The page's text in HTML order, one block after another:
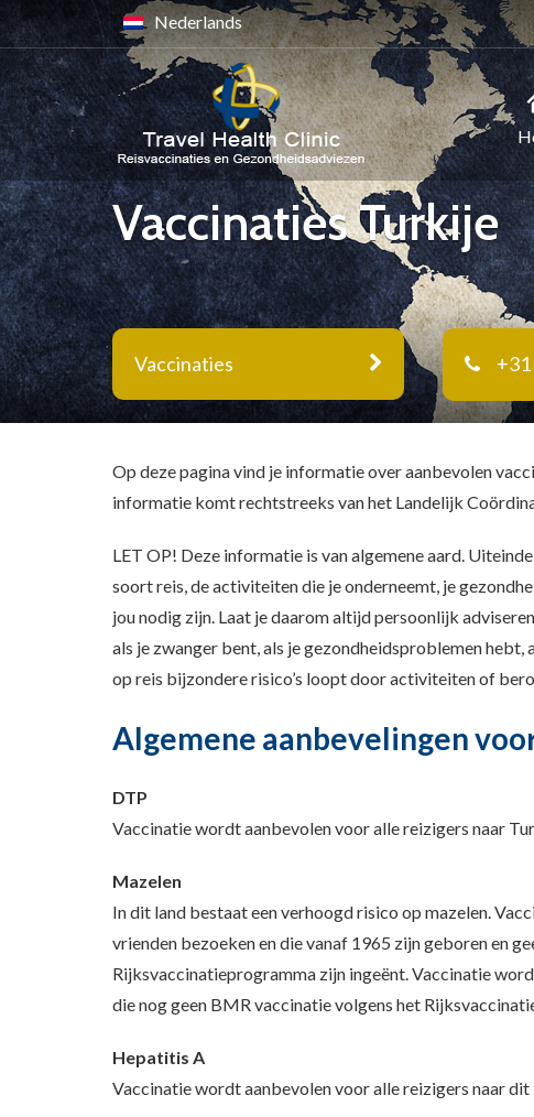
Nederlands
Vaccinaties Turkije
Vaccinaties +31
Op deze pagina vind je informatie over aanbevolen
informatie komt rechtstreeks van het Landelijk
LET OP! Deze informatie is van algemene aard.
soort reis, de activiteiten die je onderneemt, je
jou nodig zijn. Laat je daarom altijd persoonlijk
als je zwanger bent, als je gezondheidsproblemen hebt,
op reis bijzondere risico’s loopt door activiteiten of
Algemene aanbevelingen
DTP
Vaccinatie wordt aanbevolen voor alle reizigers naar
Mazelen
In dit land bestaat een verhoogd risico op mazelen.
vrienden bezoeken en die vanaf 1965 zijn geboren en
Rijksvaccinatieprogramma zijn ingeënt. Vaccinatie
die nog geen BMR vaccinatie volgens het
Hepatitis A
Vaccinatie wordt aanbevolen voor alle reizigers naar dit